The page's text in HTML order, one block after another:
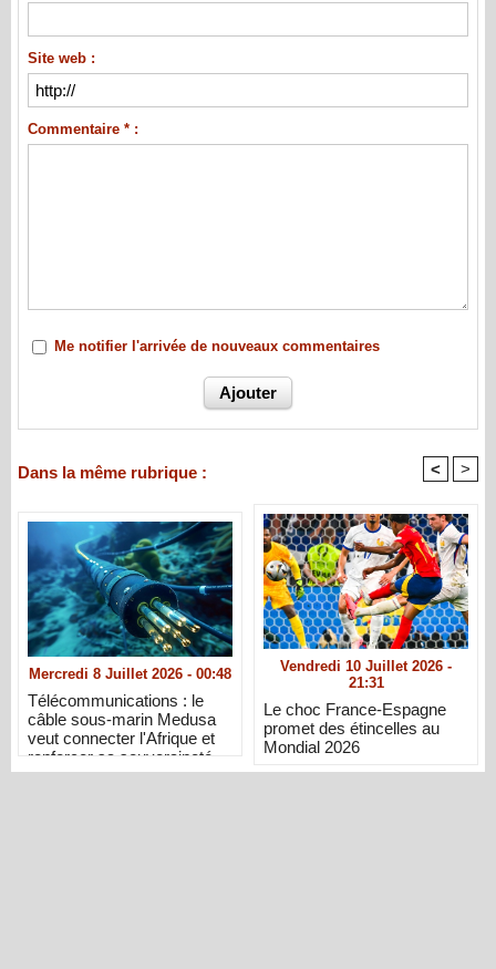
Site web :
Commentaire * :
Me notifier l'arrivée de nouveaux commentaires
Dans la même rubrique : < >
Mercredi 8 Juillet 2026 - 00:48
Télécommunications : le
câble sous-marin Medusa
veut connecter l'Afrique et
renforcer sa souveraineté
numérique
Vendredi 10 Juillet 2026 -
21:31
Le choc France-Espagne
promet des étincelles au
Mondial 2026